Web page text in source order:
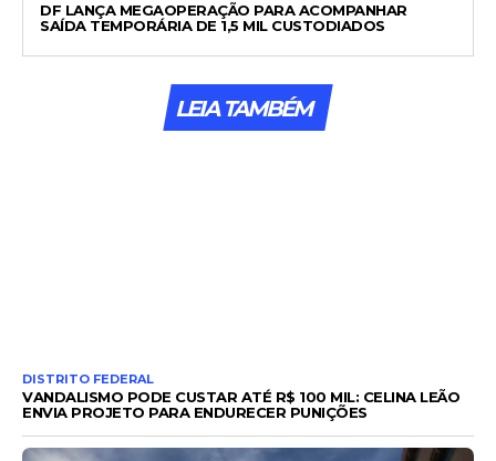
DF LANÇA MEGAOPERAÇÃO PARA ACOMPANHAR
SAÍDA TEMPORÁRIA DE 1,5 MIL CUSTODIADOS
LEIA TAMBÉM
DISTRITO FEDERAL
VANDALISMO PODE CUSTAR ATÉ R$ 100 MIL: CELINA LEÃO
ENVIA PROJETO PARA ENDURECER PUNIÇÕES